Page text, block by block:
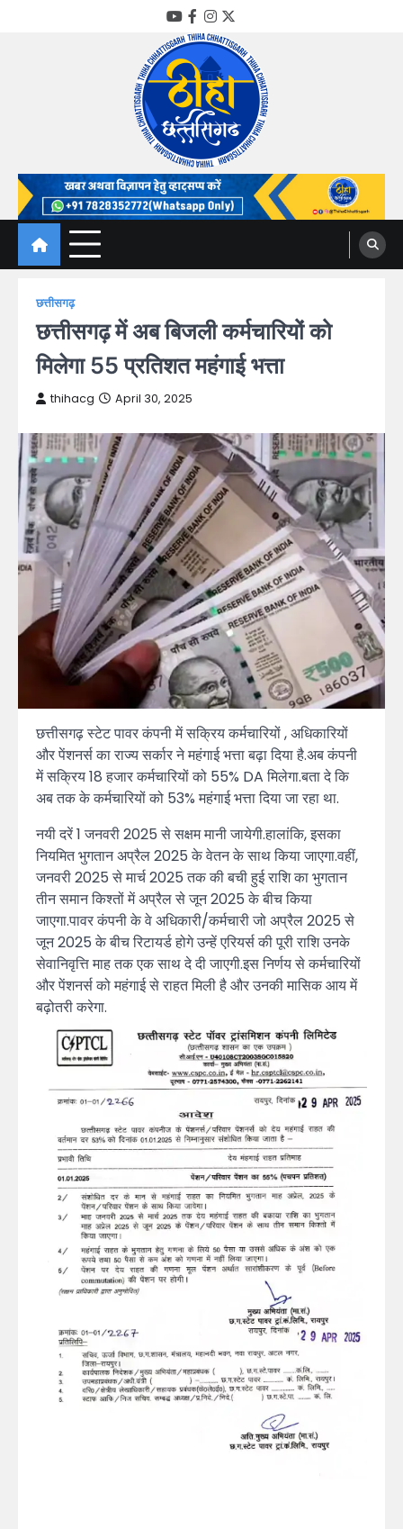
YouTube
Facebook
Instagram
Twitter
Thiha Chhattisgarh
गोठ जन-जन के
छत्तीसगढ़
छत्तीसगढ़ में अब बिजली कर्मचारियों को
मिलेगा 55 प्रतिशत महंगाई भत्ता
thihacg April 30, 2025
छत्तीसगढ़ स्टेट पावर कंपनी में सक्रिय कर्मचारियों , अधिकारियों
और पेंशनर्स का राज्य सर्कार ने महंगाई भत्ता बढ़ा दिया है.अब कंपनी
में सक्रिय 18 हजार कर्मचारियों को 55% DA मिलेगा.बता दे कि
अब तक के कर्मचारियों को 53% महंगाई भत्ता दिया जा रहा था.
नयी दरें 1 जनवरी 2025 से सक्षम मानी जायेगी.हालांकि, इसका
नियमित भुगतान अप्रैल 2025 के वेतन के साथ किया जाएगा.वहीं,
जनवरी 2025 से मार्च 2025 तक की बची हुई राशि का भुगतान
तीन समान किश्तों में अप्रैल से जून 2025 के बीच किया
जाएगा.पावर कंपनी के वे अधिकारी/कर्मचारी जो अप्रैल 2025 से
जून 2025 के बीच रिटायर्ड होगे उन्हें एरियर्स की पूरी राशि उनके
सेवानिवृत्ति माह तक एक साथ दे दी जाएगी.इस निर्णय से कर्मचारियों
और पेंशनर्स को महंगाई से राहत मिली है और उनकी मासिक आय में
बढ़ोतरी करेगा.